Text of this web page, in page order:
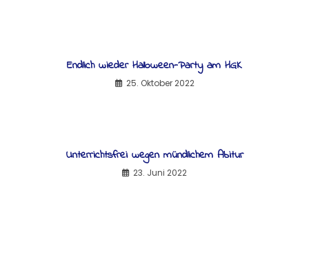
Endlich wieder Halloween-Party am HGK
25. Oktober 2022
Unterrichtsfrei wegen mündlichem Abitur
23. Juni 2022